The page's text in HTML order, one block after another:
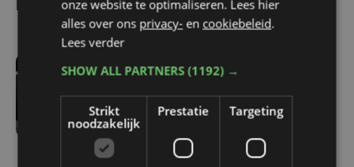
Lees ook
vr 7 augustus | 11:43
Alcatraz voor het eerst
volledig uitverkocht:
Channel Zero neemt
afscheid van
onze website te optimaliseren. Lees hier
alles over ons privacy- en cookiebeleid.
Lees verder
SHOW ALL PARTNERS(1192) →
Strikt
noodzakelijk
Prestatie Targeting